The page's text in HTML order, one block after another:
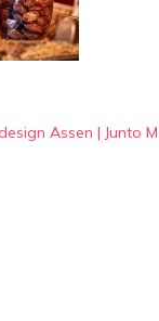
Assen | Junto